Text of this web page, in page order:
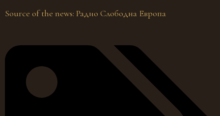
Source of the news: Радио Слободна Европа